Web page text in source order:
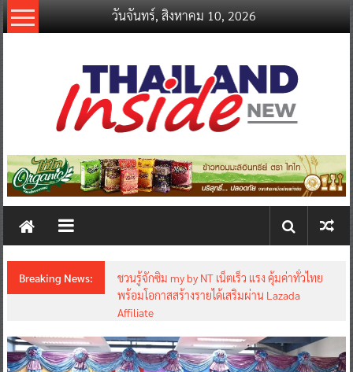
Skip
to
วันจันทร์, สิงหาคม 10, 2026
thailandinsidenew.com
Thailand
New
Breaking News:
ชวนรู้จักซิม my by NT เน็ตเร็ว แรง คุ้มค่าทั่วไทย
พร้อมโอกาสสร้างรายได้เสริมผ่าน Lazada
Affiliate